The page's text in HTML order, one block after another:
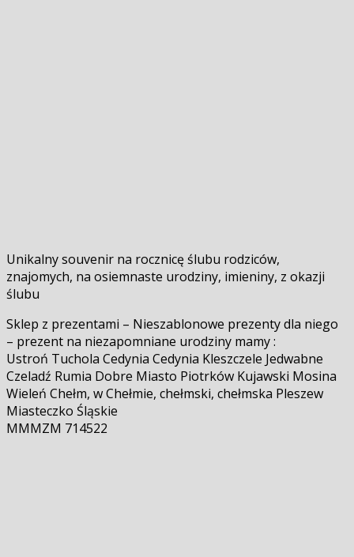
Unikalny souvenir na rocznicę ślubu rodziców,
znajomych, na osiemnaste urodziny, imieniny, z okazji
ślubu
Sklep z prezentami – Nieszablonowe prezenty dla niego
– prezent na niezapomniane urodziny mamy :
Ustroń Tuchola Cedynia Cedynia Kleszczele Jedwabne
Czeladź Rumia Dobre Miasto Piotrków Kujawski Mosina
Wieleń Chełm, w Chełmie, chełmski, chełmska Pleszew
Miasteczko Śląskie
MMMZM 714522